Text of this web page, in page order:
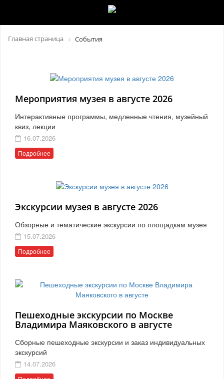
Главная страница События
Мероприятия музея в августе 2026
Интерактивные программы, медленные чтения, музейный
квиз, лекции
16.07.2026
Подробнее
Экскурсии музея в августе 2026
Обзорные и тематические экскурсии по площадкам музея
15.07.2026
Подробнее
Пешеходные экскурсии по Москве
Владимира Маяковского в августе
Сборные пешеходные экскурсии и заказ индивидуальных
экскурсий
14.07.2026